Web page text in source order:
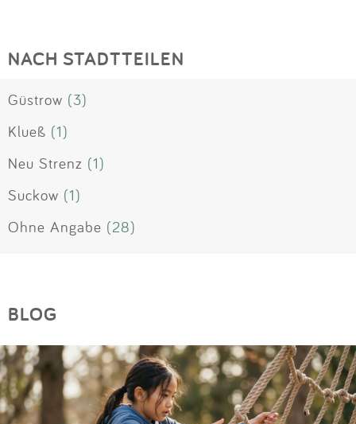
NACH STADTTEILEN
Güstrow (3)
Klueß (1)
Neu Strenz (1)
Suckow (1)
Ohne Angabe (28)
BLOG